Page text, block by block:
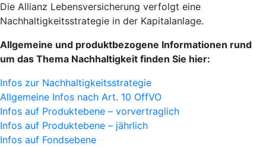
Die Allianz Lebensversicherung verfolgt eine
Nachhaltigkeitsstrategie in der Kapitalanlage.
Allgemeine und produktbezogene Informationen rund
um das Thema Nachhaltigkeit finden Sie hier:
Infos zur Nachhaltigkeitsstrategie
Allgemeine Infos nach Art. 10 OffVO
Infos auf Produktebene – vorvertraglich
Infos auf Produktebene – jährlich
Infos auf Fondsebene